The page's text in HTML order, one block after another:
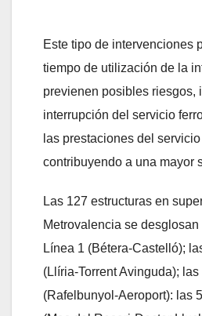
Este tipo de intervenciones
tiempo de utilización de la
previenen posibles riesgos,
interrupción del servicio
las prestaciones del
contribuyendo a una mayor
Las 127 estructuras en
Metrovalencia se
Línea 1 (Bétera-Castelló);
(Llíria-Torrent Avinguda);
(Rafelbunyol-Aeroport): las